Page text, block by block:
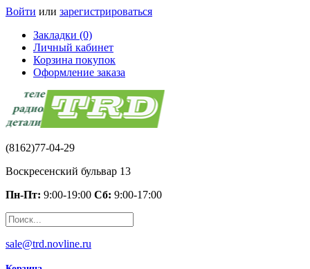
Войти или зарегистрироваться
Закладки (0)
Личный кабинет
Корзина покупок
Оформление заказа
(8162)77-04-29
Воскресенский бульвар 13
Пн-Пт: 9:00-19:00 Сб: 9:00-17:00
sale@trd.novline.ru